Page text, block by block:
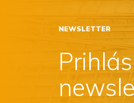
NEWSLETTER